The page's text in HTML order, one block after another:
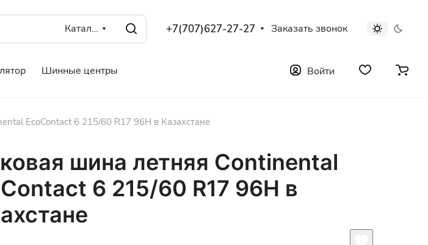
Каталог +7(707)627-27-27 Заказать звонок
Шинные центры Войти
EcoContact 6 215/60 R17 96H в Казахстане
шина летняя Continental
6 215/60 R17 96H в